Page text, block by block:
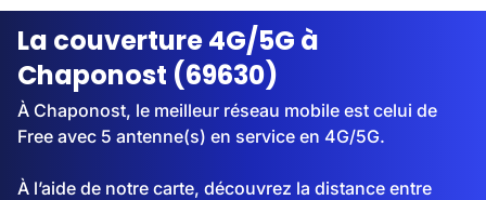
Streaming
La couverture 4G/5G à
Chaponost (69630)
À Chaponost, le meilleur réseau mobile est celui de
Free avec 5 antenne(s) en service en 4G/5G.
À l’aide de notre carte, découvrez la distance entre